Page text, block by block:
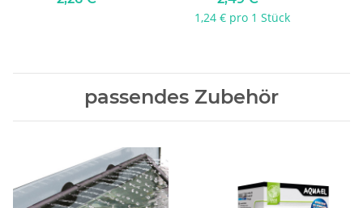
1,24 € pro 1 Stück
passendes Zubehör